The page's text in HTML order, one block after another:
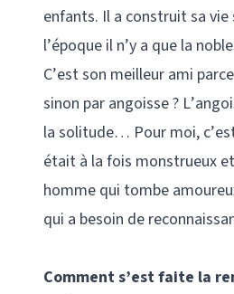
enfants. Il a construit sa vie
l’époque il n’y a que la
C’est son meilleur ami
sinon par angoisse ?
la solitude… Pour moi,
était à la fois monstrueux
homme qui tombe
qui a besoin de
Comment s’est faite la